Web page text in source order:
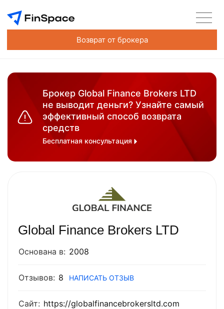
Возврат от брокера
Брокер Global Finance Brokers LTD
не выводит деньги? Узнайте самый
эффективный способ возврата
средств
Бесплатная консультация
Global Finance Brokers LTD
Основана в: 2008
Отзывов: 8 НАПИСАТЬ ОТЗЫВ
Сайт: https://globalfinancebrokersltd.com